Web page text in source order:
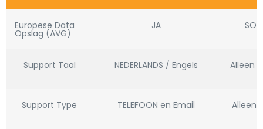
Europese Data
Opslag (AVG)
JA
Support Taal NEDERLANDS / Engels Alleen
Support Type TELEFOON en Email Alleen